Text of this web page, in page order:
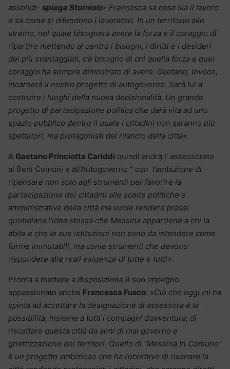
assoluti- spiega Sturniolo- Francesca sa cosa sia il lavoro
e sa come si difendono i lavoratori. In un territorio allo
stremo, nel quale bisognerà avere la forza e il coraggio di
ripartire mettendo al centro i bisogni, i diritti e i desideri
dei più svantaggiati, c’è bisogno di chi quella forza e quel
coraggio ha sempre dimostrato di avere. Gaetano, invece,
incarnerà il nostro progetto di autogoverno. Sarà lui a
costruire i luoghi della nuova decisionalità. Un grande
progetto di partecipazione politica che darà vita ad uno
spazio pubblico dentro il quale i cittadini non saranno più
spettatori, ma protagonisti del rilancio della città».
A Gaetano Princiotta Cariddi quindi andrà l’ assessorato
ai Beni Comuni e all’Autogoverno “ con l’ambizione di
ripensare non solo agli strumenti per favorire la
partecipazione dei cittadini alle scelte politiche e
amministrative della città ma vuole rendere prassi
quotidiana l’idea stessa che Messina appartiene a chi la
abita e che le sue istituzioni non sono da intendere come
forme immutabili, ma come strumenti che devono
rispondere alle reali esigenze di tutte e tutti».
Pronta a mettere a disposizione il suo impegno
appassionato anche Francesca Fusco: «Ciò che oggi mi ha
spinta ad accettare la designazione di assessora è la
possibilità, insieme a tutti i compagni d’avventura, di
riscattare questa città da anni di mal governo e
ghettizzazione del territori. Quello di “Messina In Comune”
è un progetto ambizioso che ha l’obiettivo di risanare la